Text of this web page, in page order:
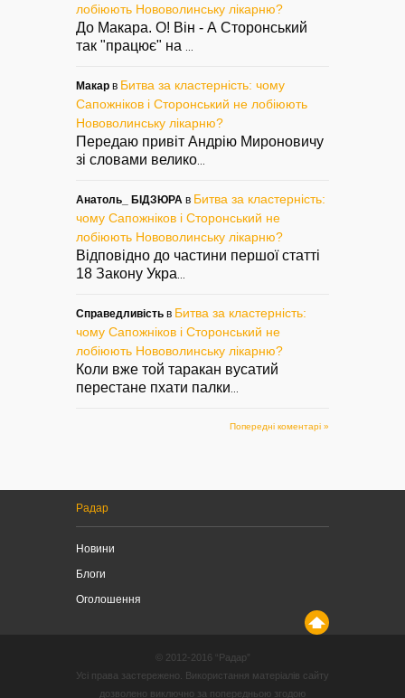
лобіюють Нововолинську лікарню?
До Макара. О! Він - А Сторонський
так "працює" на
Макар в Битва за кластерність: чому
Сапожніков і Сторонський не лобіюють
Нововолинську лікарню?
Передаю привіт Андрію Мироновичу
зі словами велико
Анатоль_ БІДЗЮРА в Битва за кластерність:
чому Сапожніков і Сторонський не
лобіюють Нововолинську лікарню?
Відповідно до частини першої статті
18 Закону Укра
Справедливість в Битва за кластерність:
чому Сапожніков і Сторонський не
лобіюють Нововолинську лікарню?
Коли вже той таракан вусатий
перестане пхати палки
Попередні коментарі »
Радар
Новини
Блоги
Оголошення
© 2012-2016 “Радар”
Усі права застережено. Використання матеріалів сайту
дозволено виключно за попередньою згодою